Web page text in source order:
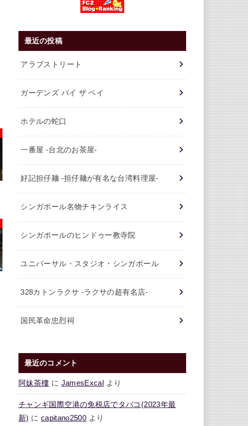
最近の投稿
アラブストリート
ガーデンズ バイ ザ ベイ
ホテルの蛇口
一番屋 -台北のお茶屋-
好記担仔麺 -担仔麺が有名な台湾料理屋-
シンガポール名物チキンライス
シンガポールのヒンドゥー教寺院
ユニバーサル・スタジオ・シンガポール
328カトンラクサ -ラクサの超有名店-
国民革命忠烈祠
最近のコメント
阿妹茶樓 に JamesExcal より
チャンギ国際空港の免税店でタバコ(2023年最
新) に capitano2500 より